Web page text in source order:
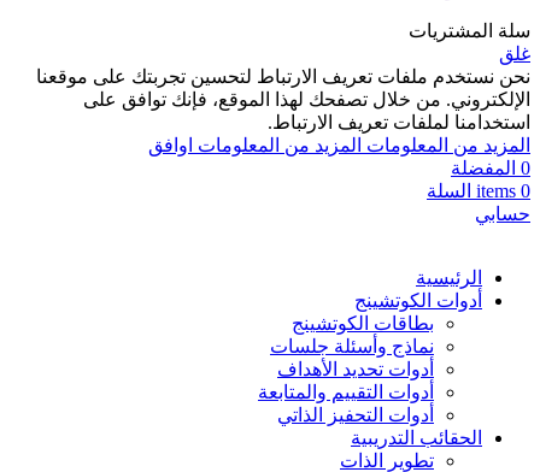
سلة المشتريات
غلق
نحن نستخدم ملفات تعريف الارتباط لتحسين تجربتك على موقعنا
الإلكتروني. من خلال تصفحك لهذا الموقع، فإنك توافق على
استخدامنا لملفات تعريف الارتباط.
المزيد من المعلومات المزيد من المعلومات اوافق
0 المفضلة
0
items السلة
حسابي
الرئيسية
أدوات الكوتشينج
بطاقات الكوتشينج
نماذج وأسئلة جلسات
أدوات تحديد الأهداف
أدوات التقييم والمتابعة
أدوات التحفيز الذاتي
الحقائب التدريبية
تطوير الذات